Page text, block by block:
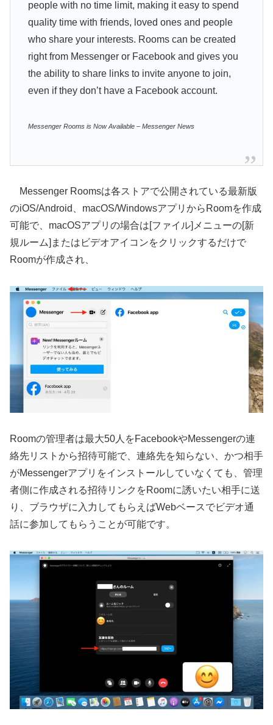
people with no time limit, making it easy to spend
quality time with friends, loved ones and people
who share your interests. Rooms can be created
right from Messenger or Facebook and gives you
the ability to share links to invite anyone to join,
even if they don’t have a Facebook account.
Messenger Rooms is Now Available – Messenger News
Messenger Roomsは各ストアで公開されている最新版
のiOS/Android、macOS/WindowsアプリからRoomを作成
可能で、macOSアプリの場合は[ファイル]メニューの[新
規ルーム]またはビデオアイコンをクリックするだけで
Roomが作成され、
Roomの管理者は最大50人をFacebookやMessengerの連
絡先リストから招待可能で、連絡先を知らない、かつ相手
がMessengerアプリをインストールしていなくても、管理
者側に作成される招待リンクをRoomに誘いたい相手に送
り、ブラウザに入力してもらえばWebベースでビデオ通
話に参加してもらうことが可能です。